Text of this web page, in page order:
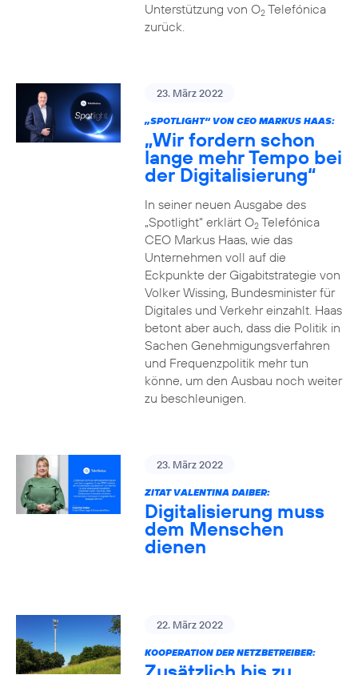
Unterstützung von O2Telefónica
zurück.
23. März 2022
„SPOTLIGHT“ VON CEO MARKUS HAAS:
„Wir fordern schon
lange mehr Tempo bei
der Digitalisierung“
In seiner neuen Ausgabe des
„Spotlight“ erklärt O2Telefónica
CEO Markus Haas, wie das
Unternehmen voll auf die
Eckpunkte der Gigabitstrategie von
Volker Wissing, Bundesminister für
Digitales und Verkehr einzahlt. Haas
betont aber auch, dass die Politik in
Sachen Genehmigungsverfahren
und Frequenzpolitik mehr tun
könne, um den Ausbau noch weiter
zu beschleunigen.
23. März 2022
ZITAT VALENTINA DAIBER:
Digitalisierung muss
dem Menschen
dienen
22. März 2022
KOOPERATION DER NETZBETREIBER: